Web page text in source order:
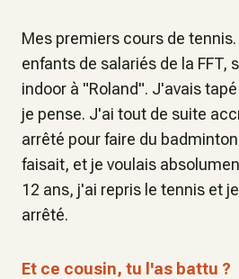
Mes premiers cours de
enfants de salariés de la FFT,
indoor à "Roland". J'avais
je pense. J'ai tout de suite
arrêté pour faire du
faisait, et je voulais
12 ans, j'ai repris le tennis et
arrêté.
Et ce cousin, tu l'as battu ?